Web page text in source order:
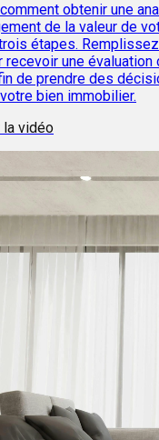
obtenir une
de la valeur de
étapes.
recevoir une
de prendre des
bien immobilier.
la vidéo